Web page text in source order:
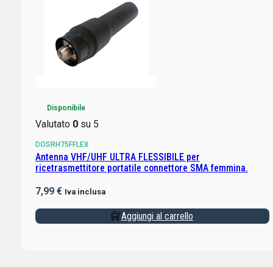
Disponibile
Valutato 0su 5
DOSRH75FFLEX
Antenna VHF/UHF ULTRA FLESSIBILE per
ricetrasmettitore portatile connettore SMA femmina.
7,99 € Iva inclusa
Aggiungi al carrello